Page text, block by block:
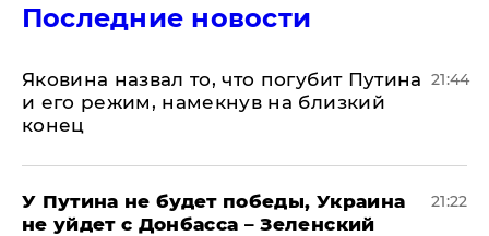
Последние новости
Яковина назвал то, что погубит Путина
и его режим, намекнув на близкий
конец
21:44
У Путина не будет победы, Украина
не уйдет с Донбасса – Зеленский
21:22